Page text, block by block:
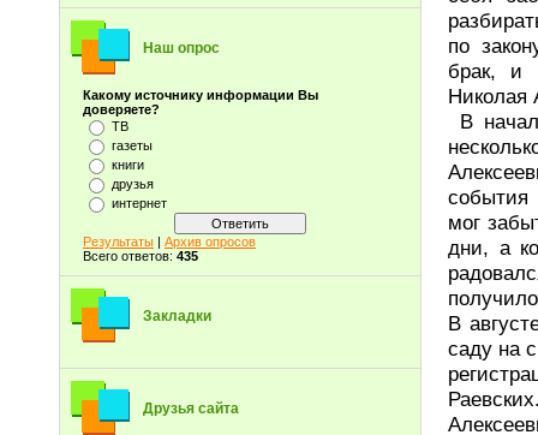
Наш опрос
Какому источнику информации Вы
доверяете?
ТВ
газеты
книги
друзья
интернет
Результаты | Архив опросов
Всего ответов: 435
Закладки
Друзья сайта
по
брак, и
Николая
В
события
мог
дни, а
В
саду на